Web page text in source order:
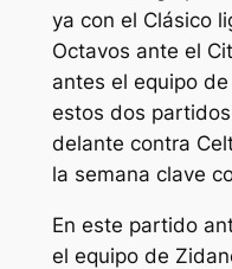
ya con el Clásico
Octavos ante el
antes el equipo
estos dos
delante contra
la semana clave
En este partido
el equipo de